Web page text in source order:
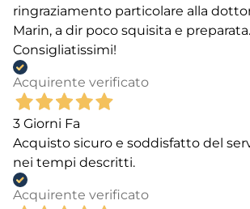
ringraziamento particolare alla
Marin, a dir poco squisita e preparata.
Consigliatissimi!
Acquirente verificato
3 Giorni Fa
Acquisto sicuro e soddisfatto del
nei tempi descritti.
Acquirente verificato